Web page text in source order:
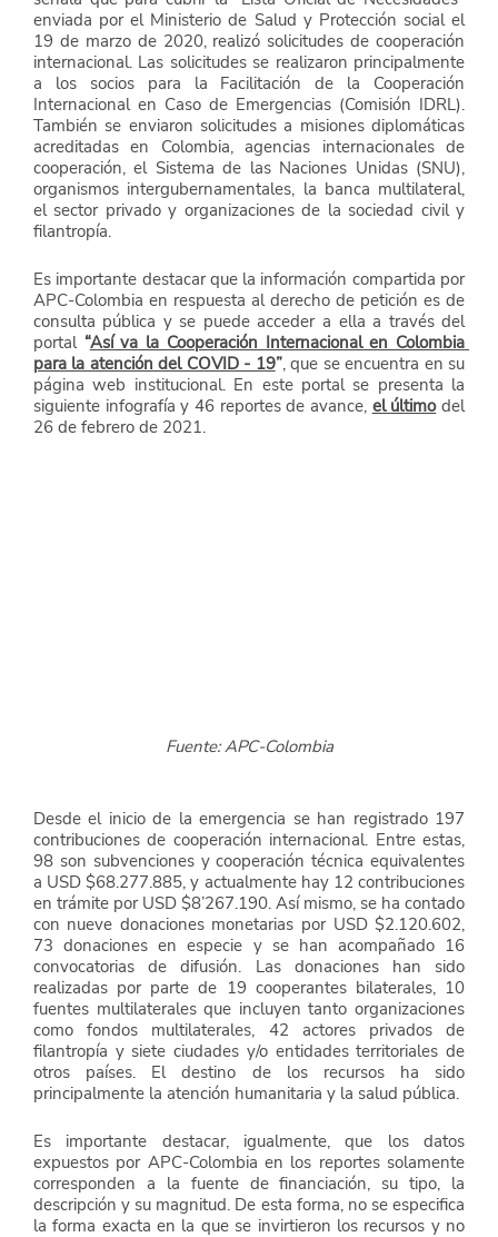
enviada por el Ministerio de Salud y Protección social el
19 de marzo de 2020, realizó solicitudes de cooperación
internacional. Las solicitudes se realizaron principalmente
a los socios para la Facilitación de la Cooperación
Internacional en Caso de Emergencias (Comisión IDRL).
También se enviaron solicitudes a misiones diplomáticas
acreditadas en Colombia, agencias internacionales de
cooperación, el Sistema de las Naciones Unidas (SNU),
organismos intergubernamentales, la banca multilateral,
el sector privado y organizaciones de la sociedad civil y
filantropía.
Es importante destacar que la información compartida por
APC-Colombia en respuesta al derecho de petición es de
consulta pública y se puede acceder a ella a través del
portal “Así va la Cooperación Internacional en Colombia
para la atención del COVID - 19”, que se encuentra en su
página web institucional. En este portal se presenta la
siguiente infografía y 46 reportes de avance, el último del
26 de febrero de 2021.
Fuente: APC-Colombia
Desde el inicio de la emergencia se han registrado 197
contribuciones de cooperación internacional. Entre estas,
98 son subvenciones y cooperación técnica equivalentes
a USD $68.277.885, y actualmente hay 12 contribuciones
en trámite por USD $8’267.190. Así mismo, se ha contado
con nueve donaciones monetarias por USD $2.120.602,
73 donaciones en especie y se han acompañado 16
convocatorias de difusión. Las donaciones han sido
realizadas por parte de 19 cooperantes bilaterales, 10
fuentes multilaterales que incluyen tanto organizaciones
como fondos multilaterales, 42 actores privados de
filantropía y siete ciudades y/o entidades territoriales de
otros países. El destino de los recursos ha sido
principalmente la atención humanitaria y la salud pública.
Es importante destacar, igualmente, que los datos
expuestos por APC-Colombia en los reportes solamente
corresponden a la fuente de financiación, su tipo, la
descripción y su magnitud. De esta forma, no se especifica
la forma exacta en la que se invirtieron los recursos y no